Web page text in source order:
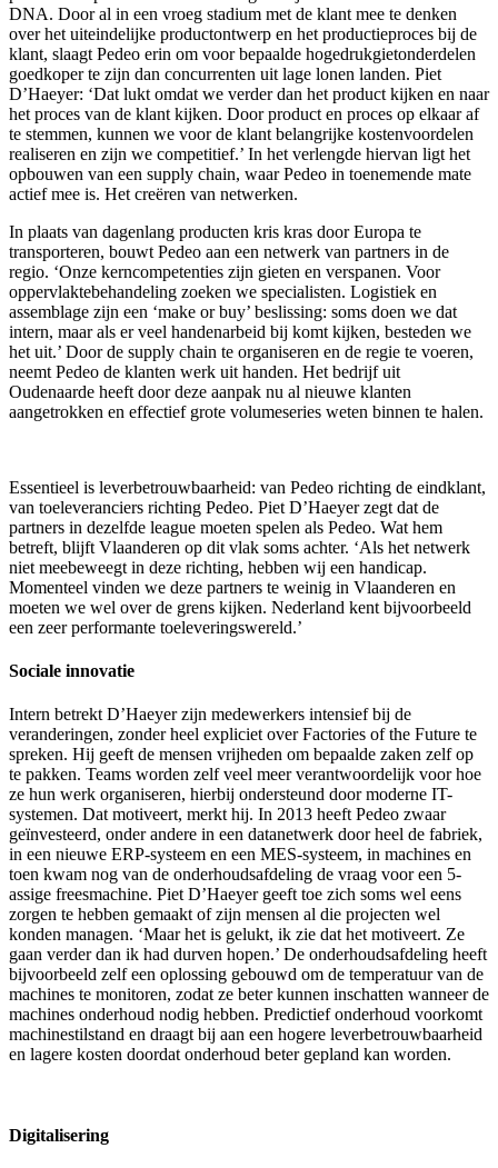
DNA. Door al in een vroeg stadium met de klant mee te denken
over het uiteindelijke productontwerp en het productieproces bij de
klant, slaagt Pedeo erin om voor bepaalde hogedrukgietonderdelen
goedkoper te zijn dan concurrenten uit lage lonen landen. Piet
D’Haeyer: ‘Dat lukt omdat we verder dan het product kijken en naar
het proces van de klant kijken. Door product en proces op elkaar af
te stemmen, kunnen we voor de klant belangrijke kostenvoordelen
realiseren en zijn we competitief.’ In het verlengde hiervan ligt het
opbouwen van een supply chain, waar Pedeo in toenemende mate
actief mee is. Het creëren van netwerken.
In plaats van dagenlang producten kris kras door Europa te
transporteren, bouwt Pedeo aan een netwerk van partners in de
regio. ‘Onze kerncompetenties zijn gieten en verspanen. Voor
oppervlaktebehandeling zoeken we specialisten. Logistiek en
assemblage zijn een ‘make or buy’ beslissing: soms doen we dat
intern, maar als er veel handenarbeid bij komt kijken, besteden we
het uit.’ Door de supply chain te organiseren en de regie te voeren,
neemt Pedeo de klanten werk uit handen. Het bedrijf uit
Oudenaarde heeft door deze aanpak nu al nieuwe klanten
aangetrokken en effectief grote volumeseries weten binnen te halen.
Essentieel is leverbetrouwbaarheid: van Pedeo richting de eindklant,
van toeleveranciers richting Pedeo. Piet D’Haeyer zegt dat de
partners in dezelfde league moeten spelen als Pedeo. Wat hem
betreft, blijft Vlaanderen op dit vlak soms achter. ‘Als het netwerk
niet meebeweegt in deze richting, hebben wij een handicap.
Momenteel vinden we deze partners te weinig in Vlaanderen en
moeten we wel over de grens kijken. Nederland kent bijvoorbeeld
een zeer performante toeleveringswereld.’
Sociale innovatie
Intern betrekt D’Haeyer zijn medewerkers intensief bij de
veranderingen, zonder heel expliciet over Factories of the Future te
spreken. Hij geeft de mensen vrijheden om bepaalde zaken zelf op
te pakken. Teams worden zelf veel meer verantwoordelijk voor hoe
ze hun werk organiseren, hierbij ondersteund door moderne IT-
systemen. Dat motiveert, merkt hij. In 2013 heeft Pedeo zwaar
geïnvesteerd, onder andere in een datanetwerk door heel de fabriek,
in een nieuwe ERP-systeem en een MES-systeem, in machines en
toen kwam nog van de onderhoudsafdeling de vraag voor een 5-
assige freesmachine. Piet D’Haeyer geeft toe zich soms wel eens
zorgen te hebben gemaakt of zijn mensen al die projecten wel
konden managen. ‘Maar het is gelukt, ik zie dat het motiveert. Ze
gaan verder dan ik had durven hopen.’ De onderhoudsafdeling heeft
bijvoorbeeld zelf een oplossing gebouwd om de temperatuur van de
machines te monitoren, zodat ze beter kunnen inschatten wanneer de
machines onderhoud nodig hebben. Predictief onderhoud voorkomt
machinestilstand en draagt bij aan een hogere leverbetrouwbaarheid
en lagere kosten doordat onderhoud beter gepland kan worden.
Digitalisering